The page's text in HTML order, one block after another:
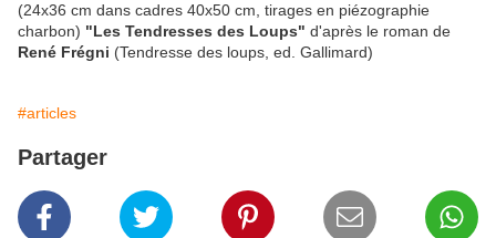
(24x36 cm dans cadres 40x50 cm, tirages en piézographie
charbon) "Les Tendresses des Loups" d'après le roman de
René Frégni (Tendresse des loups, ed. Gallimard)
#articles
Partager